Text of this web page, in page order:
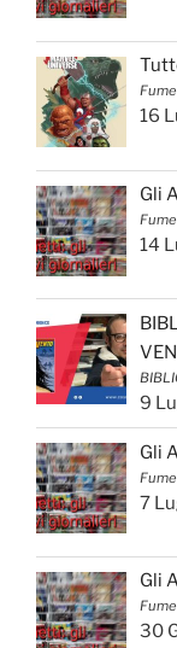
16
Gli
14
9
Gli
7
Gli
30